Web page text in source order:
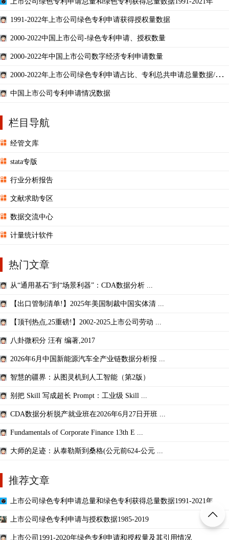
1991-2022年上市公司绿色专利申请获得授权量数据
2000-2022中国上市公司-绿色专利申请、授权数量
2000-2022年中国上市公司数字经济专利申请数量
2000-2022年上市公司绿色专利申请占比、专利总共申请总量数据/上
中国上市公司专利申请情况数据
栏目导航
经管文库
stata专版
行业分析报告
文献求助专区
数据交流中心
计量统计软件
热门文章
从“通用基石”到“场景利器”：CDA数据分析 ...
【出口管制清单!】2025年美国制裁中国实体清 ...
【顶刊热点,25重磅!】2002-2025上市公司劳动 ...
八卦微积分 汪有 编著,2017
2026年6月中国新能源汽车全产业链数据分析报 ...
智慧的疆界：从图灵机到人工智能（第2版）
别把 Skill 写成超长 Prompt：工业级 Skill ...
CDA数据分析脱产就业班在2026年6月27日开班 ...
Fundamentals of Corporate Finance 13th E ...
大师的足迹：从泰勒斯到桑格(公元前624-公元 ...
推荐文章
上市公司绿色专利申请总量和绿色专利获得总量数据1991-2021年
上市公司绿色专利申请与授权数据1985-2019
上市公司1991-2020年绿色专利申请和授权量及其引用情况